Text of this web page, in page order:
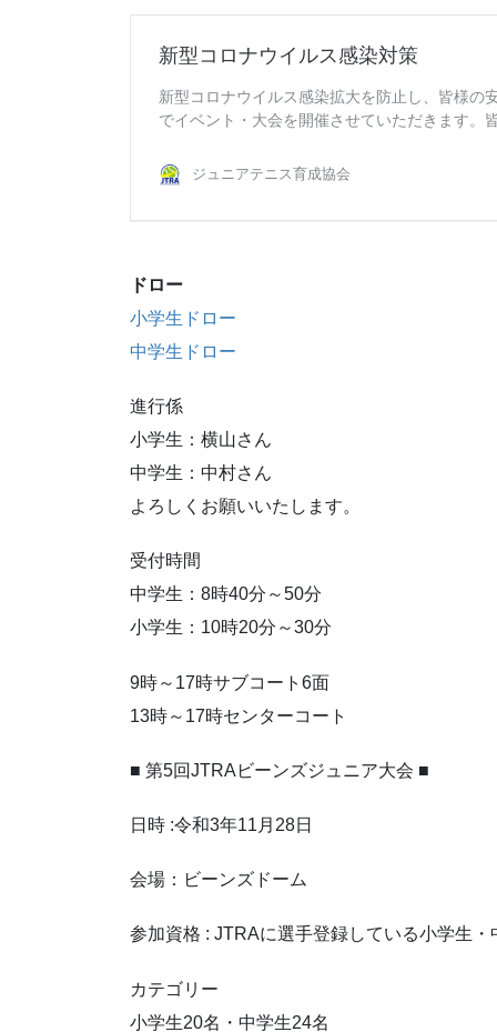
ドロー
小学生ドロー
中学生ドロー
進行係
小学生：横山さん
中学生：中村さん
よろしくお願いいたします。
受付時間
中学生：8時40分～50分
小学生：10時20分～30分
9時～17時サブコート6面
13時～17時センターコート
■ 第5回JTRAビーンズジュニア大会 ■
日時 :令和3年11月28日
会場：ビーンズドーム
参加資格 : JTRAに選手登録している小学生・
カテゴリー
小学生20名・中学生24名